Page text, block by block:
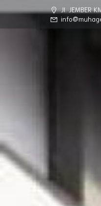
Jl. JEMBER